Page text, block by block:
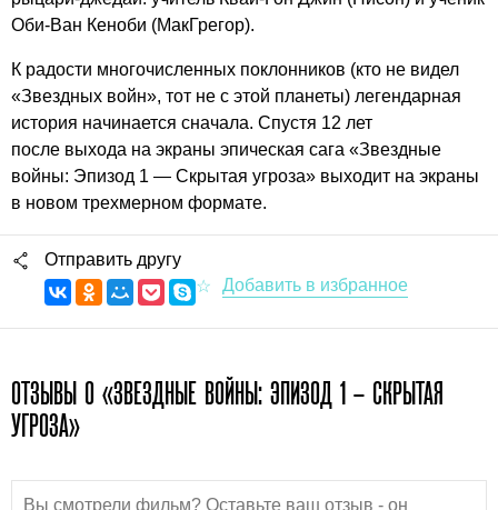
Оби-Ван Кеноби (МакГрегор).
К радости многочисленных поклонников (кто не видел
«Звездных войн», тот не с этой планеты) легендарная
история начинается сначала. Спустя 12 лет
после выхода на экраны эпическая сага «Звездные
войны: Эпизод 1 — Скрытая угроза» выходит на экраны
в новом трехмерном формате.
Отправить другу
ОТЗЫВЫ О «ЗВЕЗДНЫЕ ВОЙНЫ: ЭПИЗОД 1 – СКРЫТАЯ
УГРОЗА»